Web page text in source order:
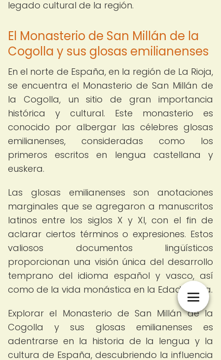
legado cultural de la región.
El Monasterio de San Millán de la
Cogolla y sus glosas emilianenses
En el norte de España, en la región de La Rioja,
se encuentra el Monasterio de San Millán de
la Cogolla, un sitio de gran importancia
histórica y cultural. Este monasterio es
conocido por albergar las célebres glosas
emilianenses, consideradas como los
primeros escritos en lengua castellana y
euskera.
Las glosas emilianenses son anotaciones
marginales que se agregaron a manuscritos
latinos entre los siglos X y XI, con el fin de
aclarar ciertos términos o expresiones. Estos
valiosos documentos lingüísticos
proporcionan una visión única del desarrollo
temprano del idioma español y vasco, así
como de la vida monástica en la Edad Media.
Explorar el Monasterio de San Millán de la
Cogolla y sus glosas emilianenses es
adentrarse en la historia de la lengua y la
cultura de España, descubriendo la influencia